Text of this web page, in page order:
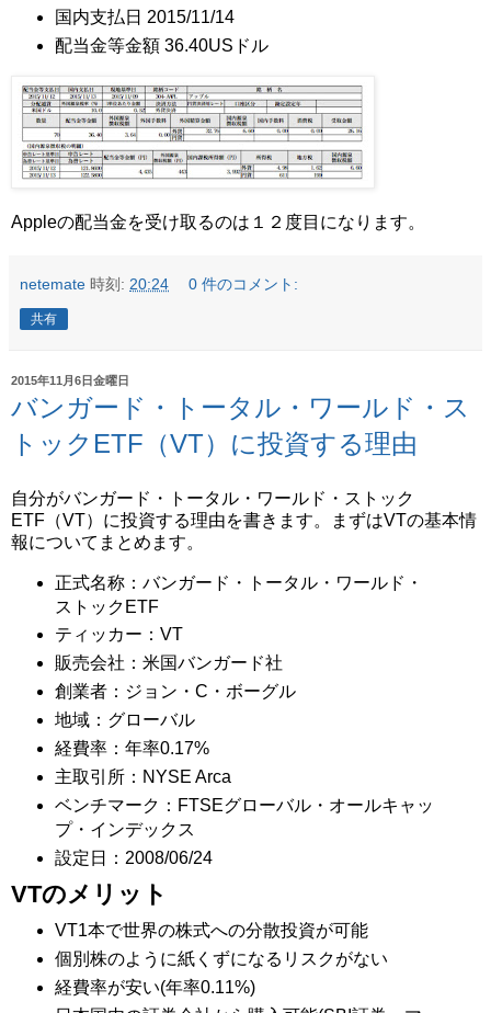
国内支払日 2015/11/14
配当金等金額 36.40USドル
Appleの配当金を受け取るのは１２度目になります。
netemate 時刻: 20:24 0 件のコメント:
共有
2015年11月6日金曜日
バンガード・トータル・ワールド・ス
トックETF（VT）に投資する理由
自分がバンガード・トータル・ワールド・ストック
ETF（VT）に投資する理由を書きます。まずはVTの基本情
報についてまとめます。
正式名称：バンガード・トータル・ワールド・
ストックETF
ティッカー：VT
販売会社：米国バンガード社
創業者：ジョン・C・ボーグル
地域：グローバル
経費率：年率0.17%
主取引所：NYSE Arca
ベンチマーク：FTSEグローバル・オールキャッ
プ・インデックス
設定日：2008/06/24
VTのメリット
VT1本で世界の株式への分散投資が可能
個別株のように紙くずになるリスクがない
経費率が安い(年率0.11%)